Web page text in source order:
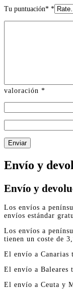
Tu puntuación* *
valoración *
Enviar
Envío y
Envío y
Los envíos a
envíos estándar
Los envíos a
tienen un coste de
El envío a Canarias
El envío a Baleares
El envío a Ceuta y